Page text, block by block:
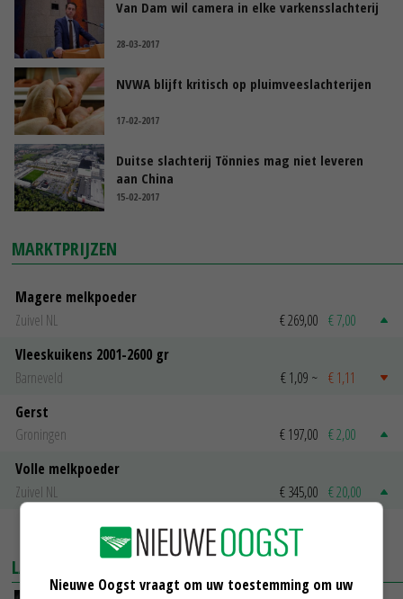
Van Dam wil camera in elke varkensslachterij
28-03-2017
NVWA blijft kritisch op pluimveeslachterijen
17-02-2017
Duitse slachterij Tönnies mag niet leveren
aan China
15-02-2017
MARKTPRIJZEN
Magere melkpoeder
Zuivel NL
€ 269,00 € 7,00
Vleeskuikens 2001-2600 gr
Barneveld
€ 1,09 ~ € 1,11
Gerst
Groningen
€ 197,00 € 2,00
Volle melkpoeder
Zuivel NL
€ 345,00 € 20,00
MEER MARKTPRIJZEN
LAATSTE NIEUWS
Nieuwe Oogst vraagt om uw toestemming om uw